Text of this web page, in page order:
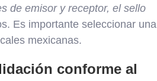
de emisor y receptor, el sello
Es importante seleccionar una
mexicanas.
conforme al